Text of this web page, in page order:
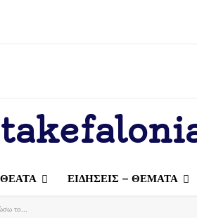
ΕΙΔΗΣΕΙΣ – ΘΕΜΑΤΑ
το...